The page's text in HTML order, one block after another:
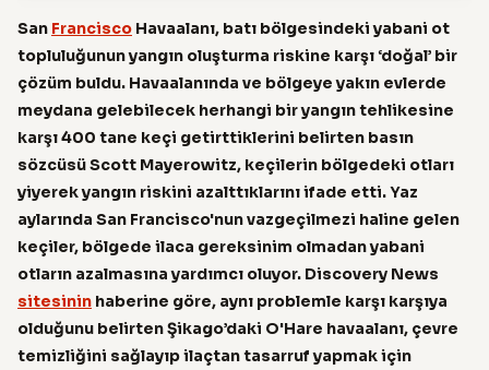
San Francisco Havaalanı, batı bölgesindeki yabani ot
topluluğunun yangın oluşturma riskine karşı ‘doğal’ bir
çözüm buldu. Havaalanında ve bölgeye yakın evlerde
meydana gelebilecek herhangi bir yangın tehlikesine
karşı 400 tane keçi getirttiklerini belirten basın
sözcüsü Scott Mayerowitz, keçilerin bölgedeki otları
yiyerek yangın riskini azalttıklarını ifade etti. Yaz
aylarında San Francisco'nun vazgeçilmezi haline gelen
keçiler, bölgede ilaca gereksinim olmadan yabani
otların azalmasına yardımcı oluyor. Discovery News
sitesinin haberine göre, aynı problemle karşı karşıya
olduğunu belirten Şikago’daki O'Hare havaalanı, çevre
temizliğini sağlayıp ilaçtan tasarruf yapmak için